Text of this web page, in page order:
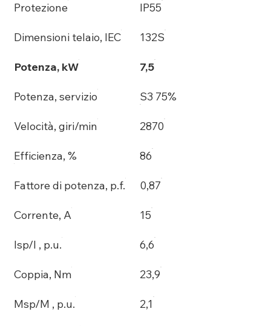
Protezione IP55
Dimensioni telaio, IEC 132S
Potenza, kW 7,5
Potenza, servizio S3 75%
Velocità, giri/min 2870
Efficienza, % 86
Fattore di potenza, p.f. 0,87
Corrente, A 15
Isp/I , p.u. 6,6
Coppia, Nm 23,9
Msp/M , p.u. 2,1